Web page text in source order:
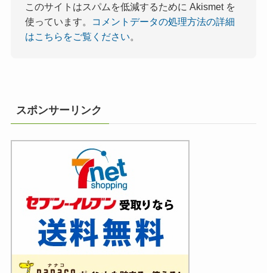
このサイトはスパムを低減するために Akismet を
使っています。
コメントデータの処理方法の詳細
はこちらをご覧ください。
スポンサーリンク